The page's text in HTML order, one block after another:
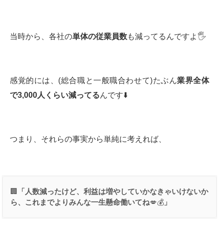
当時から、各社の単体の従業員数も減ってるんですよ🖐️
感覚的には、(総合職と一般職合わせて)たぶん業界全体
で3,000人くらい減ってるんです⬇️
つまり、それらの事実から単純に考えれば、
🏢
「人数減ったけど、利益は増やしていかなきゃいけないか
ら、これまでよりみんな一生懸命働いてね💋💰 」